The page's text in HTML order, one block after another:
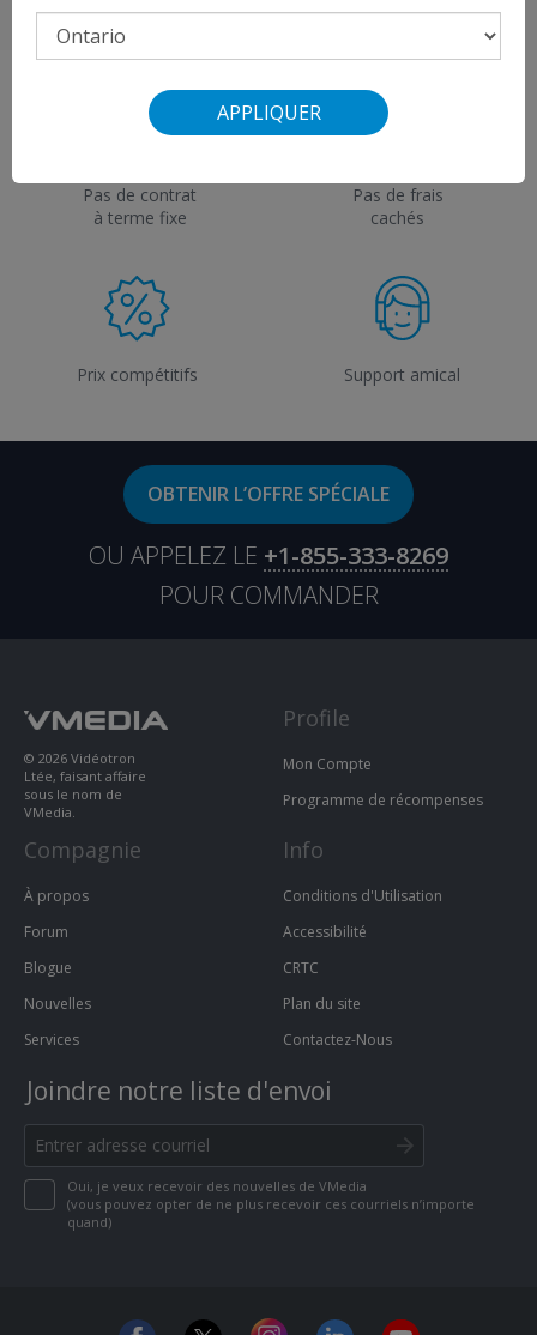
APPLIQUER
Pas de contrat
à terme fixe
Pas de frais
cachés
Prix compétitifs Support amical
OBTENIR L’OFFRE SPÉCIALE
OU APPELEZ LE +1-855-333-8269
POUR COMMANDER
© 2026 Vidéotron
Ltée, faisant affaire
sous le nom de
VMedia.
Joindre notre liste d'envoi
Oui, je veux recevoir des nouvelles de VMedia
(vous pouvez opter de ne plus recevoir ces courriels n’importe
quand)
Profile
Mon Compte
Programme de récompenses
Compagnie
À propos
Forum
Blogue
Nouvelles
Services
Info
Conditions d'Utilisation
Accessibilité
CRTC
Plan du site
Contactez-Nous